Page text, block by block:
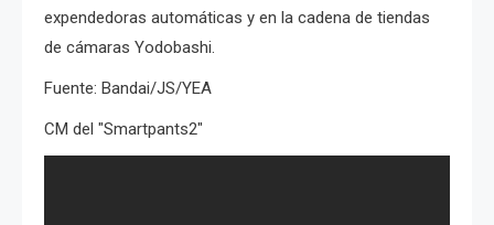
expendedoras automáticas y en la cadena de tiendas
de cámaras Yodobashi.
Fuente: Bandai/JS/YEA
CM del "Smartpants2"